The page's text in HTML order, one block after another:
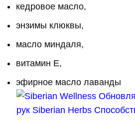
кедровое масло,
энзимы клюквы,
масло миндаля,
витамин Е,
эфирное масло лаванды